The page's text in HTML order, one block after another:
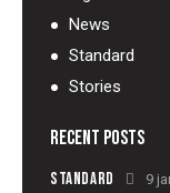
News
Standard
Stories
RECENT POSTS
STANDARD 9